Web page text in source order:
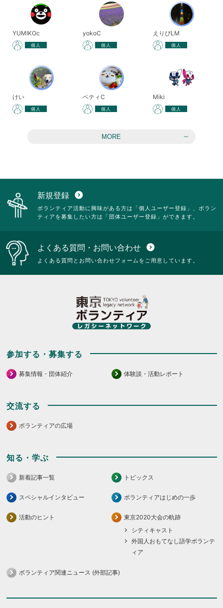
YUMIKOc
個人
yokoC
個人
えりぴLM
個人
けい
個人
ベティC
個人
Miki
個人
MORE
新規登録 expand_circle_down
ボランティア活動に興味がある方は「個人ユーザー登録」、ボラン
ティアを募集したい方は「団体ユーザー登録」ができます。
よくある質問・お問い合わせ expand_circle_down
よくある質問とお問い合わせフォームをご用意しています。
参加する・募集する
募集情報・団体紹介 体験談・活動レポート
交流する
ボランティアの広場
知る・学ぶ
新着記事一覧 トピックス
スペシャルインタビュー ボランティアはじめの一歩
活動のヒント
東京2020大会の軌跡
シティキャスト
外国人おもてなし語学ボランテ
ィア
ボランティア関連ニュース (外部記事)